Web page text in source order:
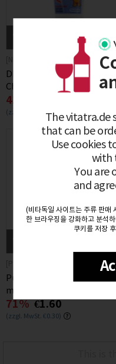
The vitatra.de
that can be
Use cookies
with
You are
and
(비타독일 사이트는 주류 판매
한 브라우징을 강화하고 분석
쿠키를 저장
입고알림
DENTINOX Nenedent
Children’s Toothpaste
Fluoride 50 ml
41%
(zzgl. MwSt. €0.57)
Putzi Kinder Zahncreme
mit Calcium
71% €1.60
(zzgl. MwSt. €0.30)